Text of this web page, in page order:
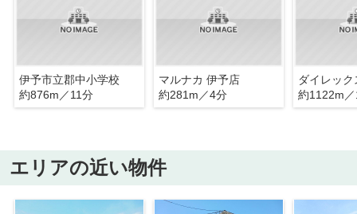
伊予市立郡中小学校
約876m／11分
マルナカ 伊予店
約281m／4分
ダイレッ
約1122m
エリアの近い物件